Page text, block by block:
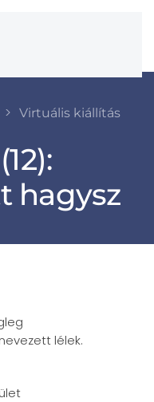
Virtuális kiállítás
hagysz
lélek.